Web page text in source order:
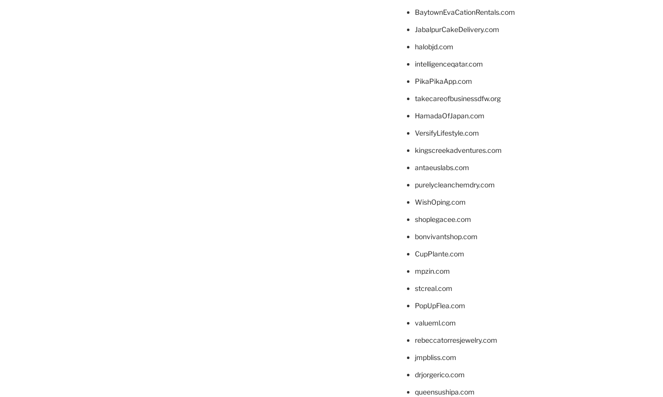
BaytownEvaCationRentals.com
JabalpurCakeDelivery.com
halobjd.com
intelligenceqatar.com
PikaPikaApp.com
takecareofbusinessdfw.org
HamadaOfJapan.com
VersifyLifestyle.com
kingscreekadventures.com
antaeuslabs.com
purelycleanchemdry.com
WishOping.com
shoplegacee.com
bonvivantshop.com
CupPlante.com
mpzin.com
stcreal.com
PopUpFlea.com
valueml.com
rebeccatorresjewelry.com
jmpbliss.com
drjorgerico.com
queensushipa.com